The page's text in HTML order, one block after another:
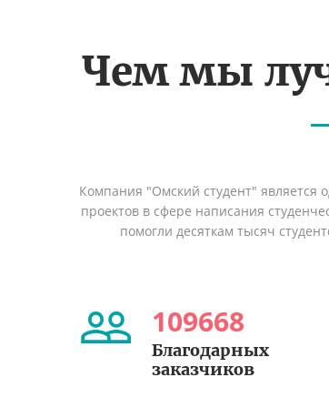
Чем мы
Компания "Омский студент" является
проектов в сфере написания
помогли десяткам тысяч
109668
Благодарных
заказчиков